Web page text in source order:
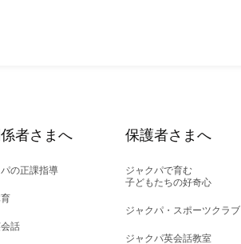
者さまへ
の正課指導
話
保護者さまへ
ジャクパで育む
子どもたちの好奇心
ジャクパ・スポーツクラブ
ジャクパ英会話教室